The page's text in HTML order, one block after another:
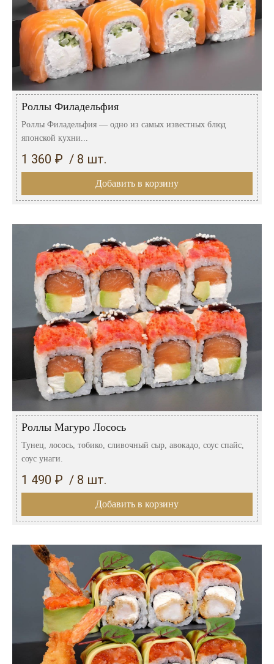
Роллы Филадельфия
Роллы Филадельфия — одно из самых известных блюд
японской кухни...
1 360 ₽ / 8 шт.
Добавить в корзину
Роллы Магуро Лосось
Тунец, лосось, тобико, сливочный сыр, авокадо, соус спайс,
соус унаги.
1 490 ₽ / 8 шт.
Добавить в корзину